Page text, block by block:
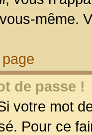
même.
de passe !
votre mot
Pour ce